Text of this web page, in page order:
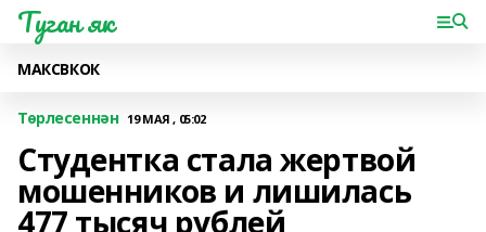
Туган як
МАКСВКОК
Төрлесеннән 19 МАЯ , 05:02
Студентка стала жертвой
мошенников и лишилась
477 тысяч рублей